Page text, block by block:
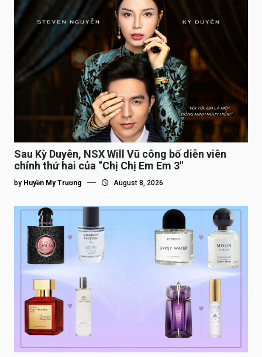
Sau Kỳ Duyên, NSX Will Vũ công bố diễn viên
chính thứ hai của “Chị Chị Em Em 3″
by Huyền My Trương August 8, 2026